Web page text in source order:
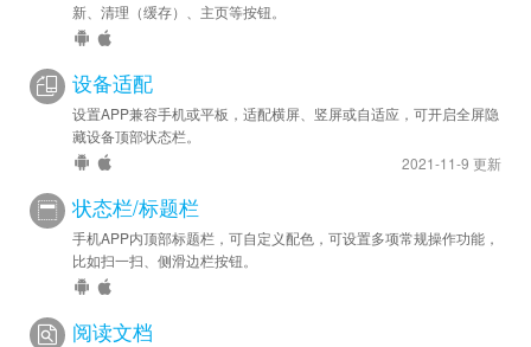
新、清理（缓存）、主页等按钮。
设备适配
设置APP兼容手机或平板，适配横屏、竖屏或自适应，可开启全屏隐
藏设备顶部状态栏。
2021-11-9 更新
状态栏/标题栏
手机APP内顶部标题栏，可自定义配色，可设置多项常规操作功能，
比如扫一扫、侧滑边栏按钮。
阅读文档